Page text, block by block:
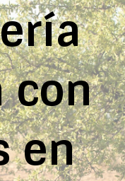
con
en